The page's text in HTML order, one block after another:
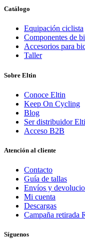
Catálogo
Equipación ciclista
Componentes de
Accesorios para
Taller
Sobre Eltin
Conoce Eltin
Keep On Cycling
Blog
Ser distribuidor
Acceso B2B
Atención al cliente
Contacto
Guía de tallas
Envíos y
Mi cuenta
Descargas
Campaña retirada
Síguenos